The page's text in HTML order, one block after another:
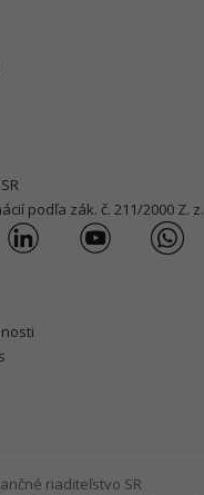
podľa zák. č. 211/2000 Z. z.
riaditeľstvo SR